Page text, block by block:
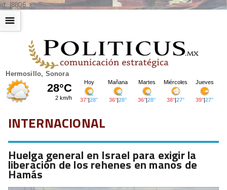
id: |8806
Hermosillo, Sonora
☰
INTERNACIONAL
Huelga general en Israel para exigir la
liberación de los rehenes en manos de
Hamás